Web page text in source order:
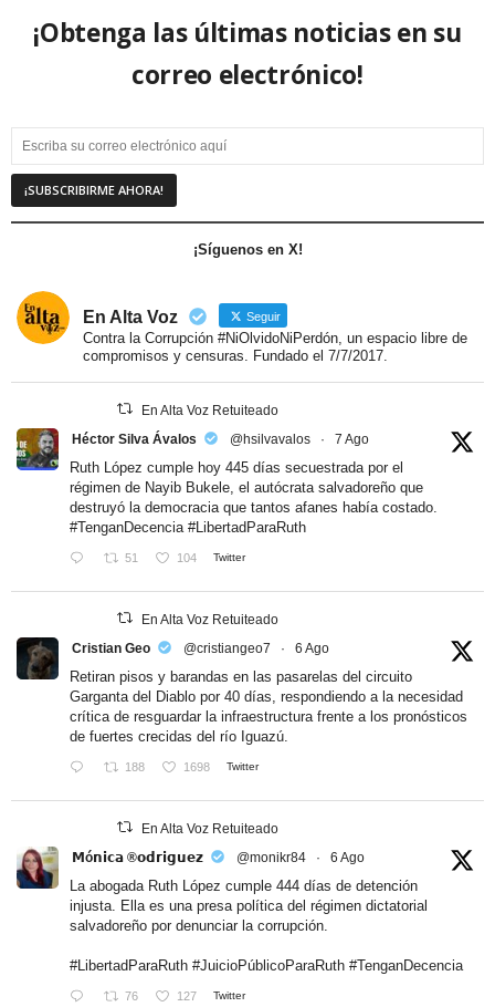
¡Obtenga las últimas noticias en su
correo electrónico!
¡Síguenos en X!
En Alta Voz Seguir
Contra la Corrupción #NiOlvidoNiPerdón, un espacio libre de
compromisos y censuras. Fundado el 7/7/2017.
En Alta Voz Retuiteado
Héctor Silva Ávalos
@hsilvavalos · 7 Ago
Ruth López cumple hoy 445 días secuestrada por el
régimen de Nayib Bukele, el autócrata salvadoreño que
destruyó la democracia que tantos afanes había costado.
#TenganDecencia #LibertadParaRuth
51 104 Twitter
En Alta Voz Retuiteado
Cristian Geo
@cristiangeo7 · 6 Ago
Retiran pisos y barandas en las pasarelas del circuito
Garganta del Diablo por 40 días, respondiendo a la necesidad
crítica de resguardar la infraestructura frente a los pronósticos
de fuertes crecidas del río Iguazú.
188 1698 Twitter
En Alta Voz Retuiteado
𝗠ó𝗻𝗶𝗰𝗮 ®𝗼𝗱𝗿𝗶𝗴𝘂𝗲𝘇
@monikr84 · 6 Ago
La abogada Ruth López cumple 444 días de detención
injusta. Ella es una presa política del régimen dictatorial
salvadoreño por denunciar la corrupción.
#LibertadParaRuth #JuicioPúblicoParaRuth #TenganDecencia
76 127 Twitter